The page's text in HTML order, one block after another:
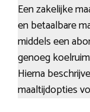
Een zakelijke
en betaalbare
middels een
genoeg
Hierna
maaltijdopties